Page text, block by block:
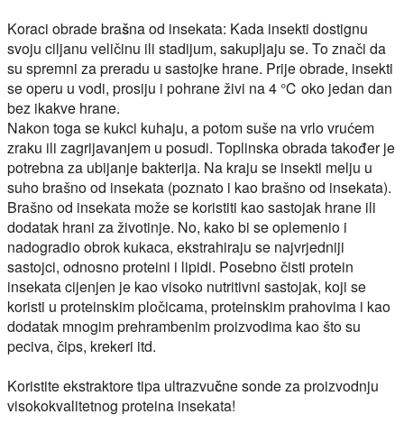
Koraci obrade brašna od insekata: Kada insekti dostignu
svoju ciljanu veličinu ili stadijum, sakupljaju se. To znači da
su spremni za preradu u sastojke hrane. Prije obrade, insekti
se operu u vodi, prosiju i pohrane živi na 4 ℃ oko jedan dan
bez ikakve hrane.
Nakon toga se kukci kuhaju, a potom suše na vrlo vrućem
zraku ili zagrijavanjem u posudi. Toplinska obrada također je
potrebna za ubijanje bakterija. Na kraju se insekti melju u
suho brašno od insekata (poznato i kao brašno od insekata).
Brašno od insekata može se koristiti kao sastojak hrane ili
dodatak hrani za životinje. No, kako bi se oplemenio i
nadogradio obrok kukaca, ekstrahiraju se najvrjedniji
sastojci, odnosno proteini i lipidi. Posebno čisti protein
insekata cijenjen je kao visoko nutritivni sastojak, koji se
koristi u proteinskim pločicama, proteinskim prahovima i kao
dodatak mnogim prehrambenim proizvodima kao što su
peciva, čips, krekeri itd.
Koristite ekstraktore tipa ultrazvučne sonde za proizvodnju
visokokvalitetnog proteina insekata!